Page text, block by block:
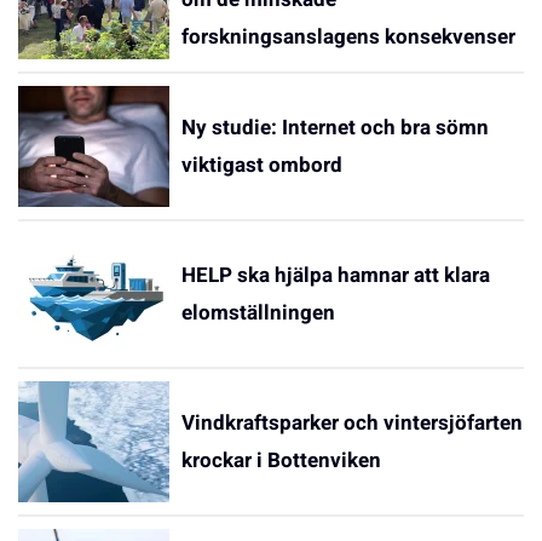
forskningsanslagens konsekvenser
Ny studie: Internet och bra sömn
viktigast ombord
HELP ska hjälpa hamnar att klara
elomställningen
Vindkraftsparker och vintersjöfarten
krockar i Bottenviken